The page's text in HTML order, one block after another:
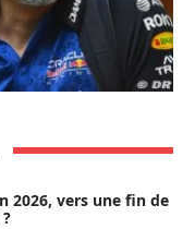
2026, vers une fin de